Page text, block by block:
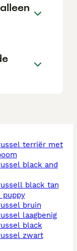
black tan
puppy
bruin
laagbenig
black
zwart